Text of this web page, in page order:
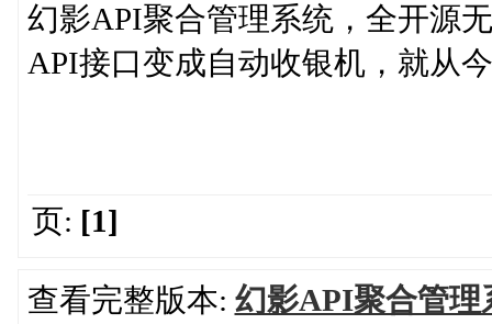
幻影API聚合管理系统，全开源
API接口变成自动收银机，就从
页: [1]
查看完整版本: 幻影API聚合管理